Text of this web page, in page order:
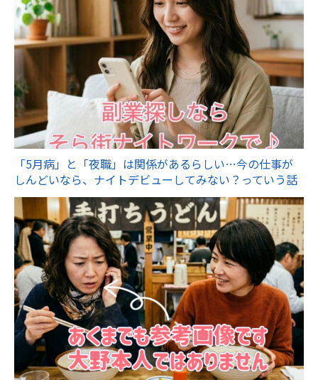
「5月病」と「夜職」は関係があるらしい…今の仕事が
しんどいなら、ナイトデビューしてみない？っていう話